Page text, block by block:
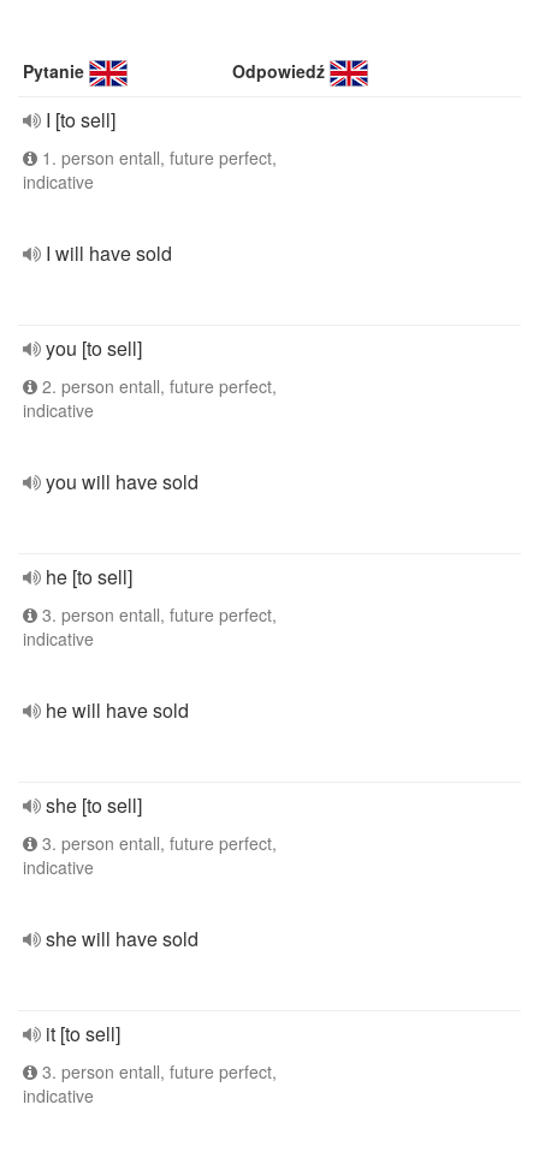
Pytanie Odpowiedź
I [to sell]
1. person entall, future perfect,
indicative
I will have sold
you [to sell]
2. person entall, future perfect,
indicative
you will have sold
he [to sell]
3. person entall, future perfect,
indicative
he will have sold
she [to sell]
3. person entall, future perfect,
indicative
she will have sold
it [to sell]
3. person entall, future perfect,
indicative